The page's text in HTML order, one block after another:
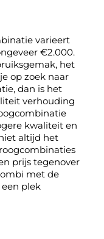
varieert
€2.000.
het
op zoek naar
dan is het
verhouding
kwaliteit en
altijd het
prijs tegenover
met de
plek